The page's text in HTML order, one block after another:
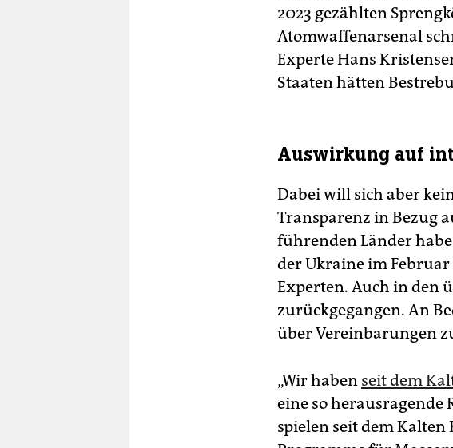
2023 gezählten
Atomwaffenarsenal
Experte Hans
Staaten hätten
Auswirkung auf
Dabei will sich aber
Transparenz in Bezug
führenden Länder
der Ukraine im
Experten. Auch in den
zurückgegangen. An
über Vereinbarungen
„Wir haben seit dem
eine so
spielen seit dem Kalten